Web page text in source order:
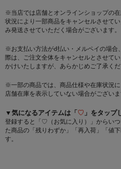
※当店では店舗とオンラインショップの
状況により一部商品をキャンセルさせて
み発送させていただく場合がございます。
※お支払い方法がd払い・メルペイの場合
際は、ご注文全体をキャンセルとさせて
かけいたしますが、あらかじめご了承くだ
※一部の商品では、商品仕様や在庫状況に
店舗在庫を表示していない場合がござい
▼気になるアイテムは「♡ 」をタップ
登録すると「♡（お気に入り）」からい
た商品の「残りわずか」「再入荷」「値
す。